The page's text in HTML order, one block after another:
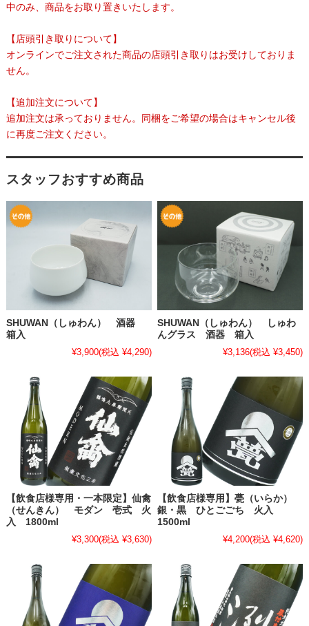
中のみ、商品をお取り置きいたします。
【店頭引き取りについて】
オンラインでご注文された商品の店頭引き取りはお受けしておりま
せん。
【追加注文について】
追加注文は承っておりません。同梱をご希望の場合はキャンセル後
に再度ご注文ください。
スタッフおすすめ商品
SHUWAN（しゅわん） 酒器
箱入
¥3,900(税込 ¥4,290)
SHUWAN（しゅわん） しゅわ
んグラス 酒器 箱入
¥3,136(税込 ¥3,450)
【飲食店様専用・一本限定】仙禽
（せんきん） モダン 壱式 火
入 1800ml
¥3,300(税込 ¥3,630)
【飲食店様専用】甍（いらか）
銀・黒 ひとごごち 火入
1500ml
¥4,200(税込 ¥4,620)